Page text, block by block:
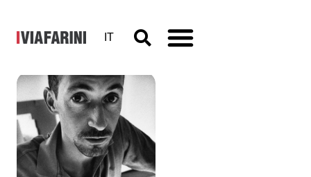
IT
Stefano
Arienti